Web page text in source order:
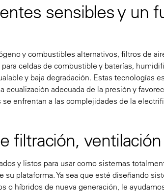
sensibles y un
y combustibles alternativos, filtros de
celdas de combustible y baterías,
y baja degradación. Estas tecnologías
adecuada de la presión y
enfrentan a las complejidades de la
filtración,
y listos para usar como sistemas
plataforma. Ya sea que esté diseñando
híbridos de nueva generación, le